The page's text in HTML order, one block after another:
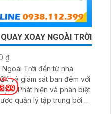
hồng ngoại kết hợp đèn
năng phát hiện chuyển
an toàn tuyệt đối cho